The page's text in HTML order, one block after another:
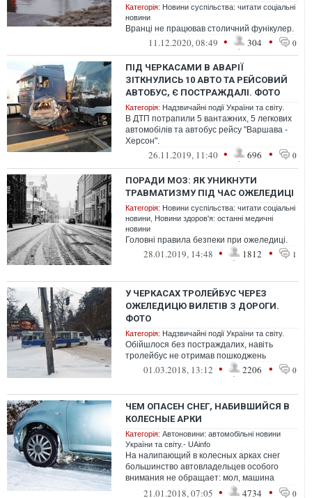
Категорія: Новини суспільства: читати соціальні
новини
Вранці не працював столичний фунікулер.
11.12.2020, 08:49 • 304 • 0
ПІД ЧЕРКАСАМИ В АВАРІЇ
ЗІТКНУЛИСЬ 10 АВТО ТА РЕЙСОВИЙ
АВТОБУС, Є ПОСТРАЖДАЛІ. ФОТО
Категорія: Надзвичайні події України та світу.
В ДТП потрапили 5 вантажних, 5 легкових
автомобілів та автобус рейсу "Варшава -
Херсон".
26.11.2019, 11:40 • 696 • 0
ПОРАДИ МОЗ: ЯК УНИКНУТИ
ТРАВМАТИЗМУ ПІД ЧАС ОЖЕЛЕДИЦІ
Категорія: Новини суспільства: читати соціальні
новини Новини здоров'я: останні медичні
новини
Головні правила безпеки при ожеледиці.
28.01.2019, 14:48 • 1812 • 1
У ЧЕРКАСАХ ТРОЛЕЙБУС ЧЕРЕЗ
ОЖЕЛЕДИЦЮ ВИЛЕТІВ З ДОРОГИ.
ФОТО
Категорія: Надзвичайні події України та світу.
Обійшлося без постраждалих, навіть
тролейбус не отримав пошкоджень
01.03.2018, 13:12 • 2206 • 0
ЧЕМ ОПАСЕН СНЕГ, НАБИВШИЙСЯ В
КОЛЕСНЫЕ АРКИ
Категорія: Автоновини: автомобільні новини
України та світу.- UAinfo
На налипающий в колесных арках снег
большинство автовладельцев особого
внимания не обращает: мол, машина
железная, что для нее мягкий снежок.
21.01.2018, 07:05 • 4734 • 0